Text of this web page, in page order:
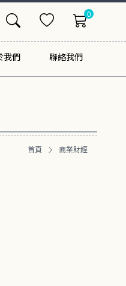
0
我們 聯絡我們
首頁 商業財經